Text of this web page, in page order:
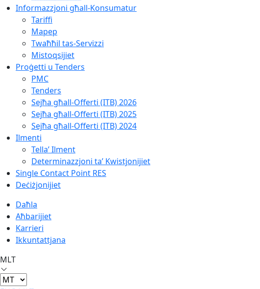
Informazzjoni għall-Konsumatur
Tariffi
Mapep
Twaħħil tas-Servizzi
Mistoqsijiet
Proġetti u Tenders
PMC
Tenders
Sejħa għall-Offerti (ITB) 2026
Sejħa għall-Offerti (ITB) 2025
Sejħa għall-Offerti (ITB) 2024
Ilmenti
Tella’ Ilment
Determinazzjoni ta’ Kwistjonijiet
Single Contact Point RES
Deċiżjonijiet
Daħla
Aħbarijiet
Karrieri
Ikkuntattjana
MLT